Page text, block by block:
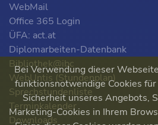
WebMail
Office 365 Login
ÜFA: act.at
Diplomarbeiten-Datenbank
Bibliothek@ibc
WebUntis (Stundenplan)
Sprechstundenliste
Terminkalender
Downloads
Bei Verwendung dieser
funktionsnotwendige Cookies
Sicherheit unseres Angebots,
Marketing-Cookies in Ihrem